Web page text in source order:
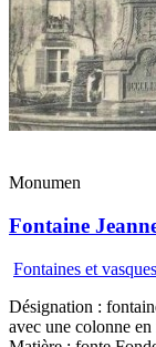
Monumen
Fontaine
Fontaines et vasques
Désignation :
avec une colonne